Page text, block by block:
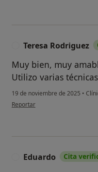
Teresa Rodriguez
Muy bien, muy
Utilizo varias
19 de noviembre de 2025 •
en opinión del usuario Teresa
Reportar
Eduardo Cita